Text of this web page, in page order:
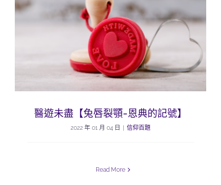
醫遊未盡【兔唇裂顎-恩典的記號】
2022 年 01 月 04 日 信仰百題
Read More